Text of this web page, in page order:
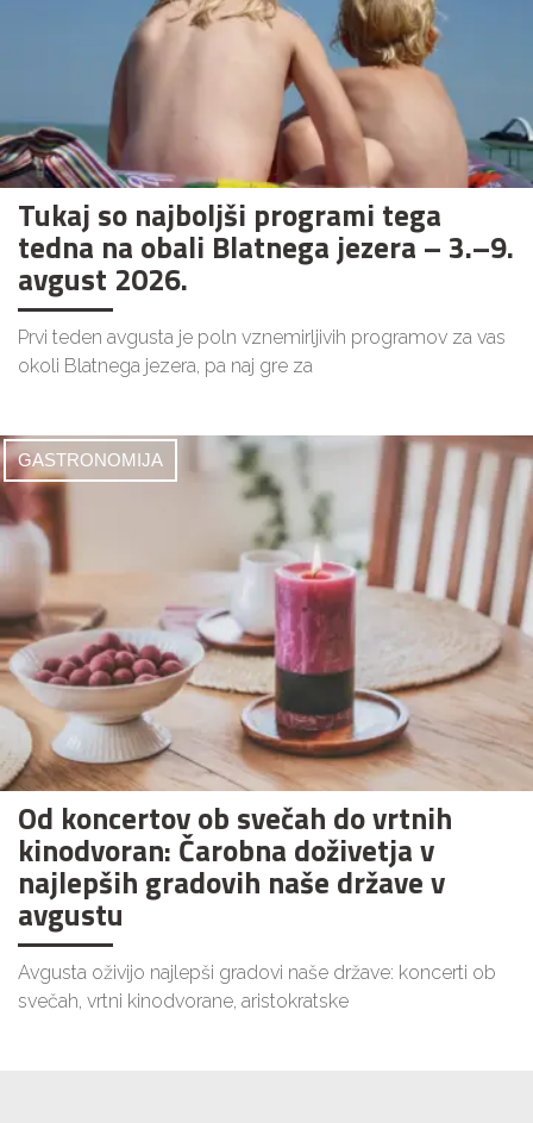
Tukaj so najboljši programi tega
tedna na obali Blatnega jezera – 3.–9.
avgust 2026.
Prvi teden avgusta je poln vznemirljivih programov za vas
okoli Blatnega jezera, pa naj gre za
GASTRONOMIJA
Od koncertov ob svečah do vrtnih
kinodvoran: Čarobna doživetja v
najlepših gradovih naše države v
avgustu
Avgusta oživijo najlepši gradovi naše države: koncerti ob
svečah, vrtni kinodvorane, aristokratske